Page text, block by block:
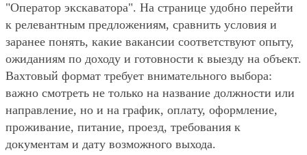
"Оператор экскаватора". На странице удобно перейти
к релевантным предложениям, сравнить условия и
заранее понять, какие вакансии соответствуют опыту,
ожиданиям по доходу и готовности к выезду на объект.
Вахтовый формат требует внимательного выбора:
важно смотреть не только на название должности или
направление, но и на график, оплату, оформление,
проживание, питание, проезд, требования к
документам и дату возможного выхода.